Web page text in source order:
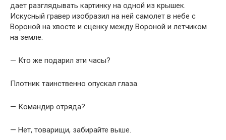
дает разглядывать картинку на одной из крышек.
Искусный гравер изобразил на ней самолет в небе с
Вороной на хвосте и сценку между Вороной и летчиком
на земле.
— Кто же подарил эти часы?
Плотник таинственно опускал глаза.
— Командир отряда?
— Нет, товарищи, забирайте выше.